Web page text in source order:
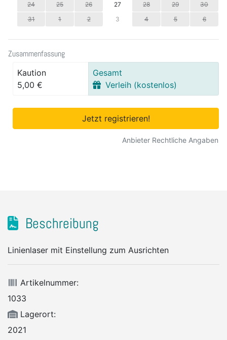
24
25 26 27 28 29
30
31
1 2 3 4 5 6
Zusammenfassung
Kaution
5,00 €
Gesamt
Verleih (kostenlos)
Jetzt registrieren!
Anbieter Rechtliche Angaben
Beschreibung
Linienlaser mit Einstellung zum Ausrichten
Artikelnummer:
1033
Lagerort:
2021